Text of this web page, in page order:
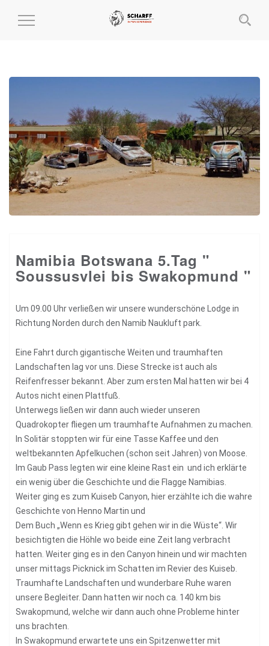
MENÜ
Namibia Botswana 5.Tag "
Soussusvlei bis Swakopmund "
Um 09.00 Uhr verließen wir unsere wunderschöne Lodge in
Richtung Norden durch den Namib Naukluft park.
Eine Fahrt durch gigantische Weiten und traumhaften
Landschaften lag vor uns. Diese Strecke ist auch als
Reifenfresser bekannt. Aber zum ersten Mal hatten wir bei 4
Autos nicht einen Plattfuß.
Unterwegs ließen wir dann auch wieder unseren
Quadrokopter fliegen um traumhafte Aufnahmen zu machen.
In Solitär stoppten wir für eine Tasse Kaffee und den
weltbekannten Apfelkuchen (schon seit Jahren) von Moose.
Im Gaub Pass legten wir eine kleine Rast ein und ich erklärte
ein wenig über die Geschichte und die Flagge Namibias.
Weiter ging es zum Kuiseb Canyon, hier erzählte ich die wahre
Geschichte von Henno Martin und
Dem Buch „Wenn es Krieg gibt gehen wir in die Wüste“. Wir
besichtigten die Höhle wo beide eine Zeit lang verbracht
hatten. Weiter ging es in den Canyon hinein und wir machten
unser mittags Picknick im Schatten im Revier des Kuiseb.
Traumhafte Landschaften und wunderbare Ruhe waren
unsere Begleiter. Dann hatten wir noch ca. 140 km bis
Swakopmund, welche wir dann auch ohne Probleme hinter
uns brachten.
In Swakopmund erwartete uns ein Spitzenwetter mit